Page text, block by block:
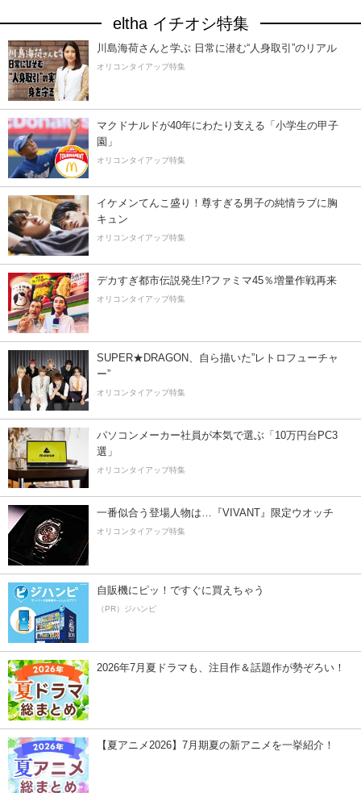
eltha イチオシ特集
川島海荷さんと学ぶ 日常に潜む“人身取引”のリアル
オリコンタイアップ特集
マクドナルドが40年にわたり支える「小学生の甲子
園」
オリコンタイアップ特集
イケメンてんこ盛り！尊すぎる男子の純情ラブに胸
キュン
オリコンタイアップ特集
デカすぎ都市伝説発生!?ファミマ45％増量作戦再来
オリコンタイアップ特集
SUPER★DRAGON、自ら描いた”レトロフューチャ
ー”
オリコンタイアップ特集
パソコンメーカー社員が本気で選ぶ「10万円台PC3
選」
オリコンタイアップ特集
一番似合う登場人物は…『VIVANT』限定ウオッチ
オリコンタイアップ特集
自販機にピッ！ですぐに買えちゃう
（PR）ジハンピ
2026年7月夏ドラマも、注目作＆話題作が勢ぞろい！
【夏アニメ2026】7月期夏の新アニメを一挙紹介！